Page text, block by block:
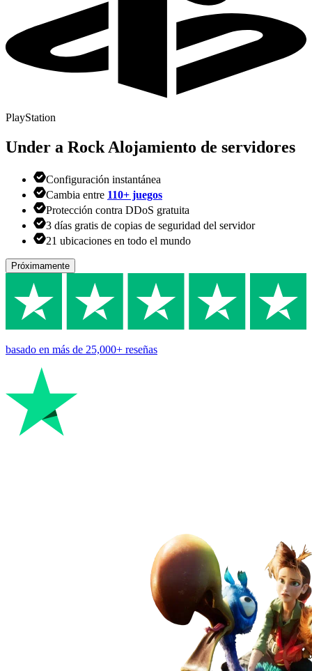
PlayStation
Under a Rock Alojamiento de servidores
Configuración instantánea
Cambia entre 110+ juegos
Protección contra DDoS gratuita
3 días gratis de copias de seguridad del servidor
21 ubicaciones en todo el mundo
Próximamente
basado en más de 25,000+ reseñas